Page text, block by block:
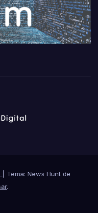
Tema: News Hunt de
.